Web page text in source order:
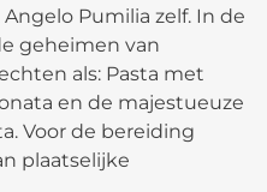
Pumilia zelf. In de
geheimen van
als: Pasta met
en de majestueuze
Voor de bereiding
plaatselijke